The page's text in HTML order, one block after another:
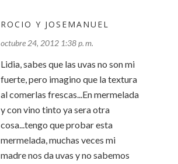
ROCIO Y JOSEMANUEL
octubre 24, 2012 1:38 p. m.
Lidia, sabes que las uvas no son mi
fuerte, pero imagino que la textura
al comerlas frescas...En mermelada
y con vino tinto ya sera otra
cosa...tengo que probar esta
mermelada, muchas veces mi
madre nos da uvas y no sabemos